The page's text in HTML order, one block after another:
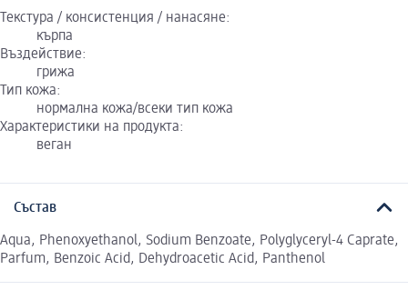
Текстура / консистенция / нанасяне:
кърпа
Въздействие:
грижа
Тип кожа:
нормална кожа/всеки тип кожа
Характеристики на продукта:
веган
Състав
Aqua, Phenoxyethanol, Sodium Benzoate, Polyglyceryl-4 Caprate,
Parfum, Benzoic Acid, Dehydroacetic Acid, Panthenol